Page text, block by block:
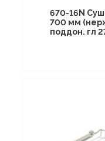
670-16N
700 мм
поддон. гл